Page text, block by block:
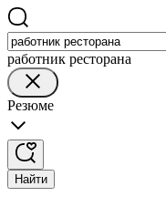
работник ресторана
Резюме
Найти